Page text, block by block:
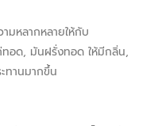
มหลากหลายให้กับ
อด, มันฝรั่งทอด ให้มีกลิ่น,
ทานมากขึ้น